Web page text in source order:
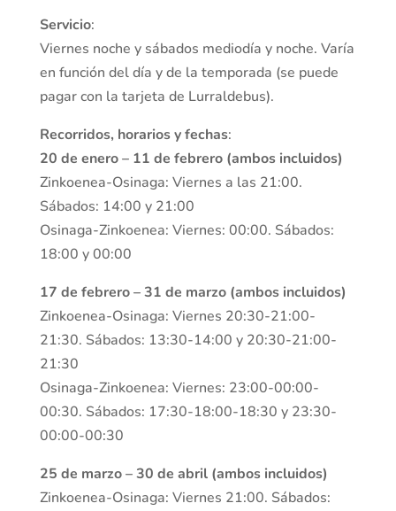
Servicio:
Viernes noche y sábados mediodía y noche. Varía
en función del día y de la temporada (se puede
pagar con la tarjeta de Lurraldebus).
Recorridos, horarios y fechas:
20 de enero – 11 de febrero (ambos incluidos)
Zinkoenea-Osinaga: Viernes a las 21:00.
Sábados: 14:00 y 21:00
Osinaga-Zinkoenea: Viernes: 00:00. Sábados:
18:00 y 00:00
17 de febrero – 31 de marzo (ambos incluidos)
Zinkoenea-Osinaga: Viernes 20:30-21:00-
21:30. Sábados: 13:30-14:00 y 20:30-21:00-
21:30
Osinaga-Zinkoenea: Viernes: 23:00-00:00-
00:30. Sábados: 17:30-18:00-18:30 y 23:30-
00:00-00:30
25 de marzo – 30 de abril (ambos incluidos)
Zinkoenea-Osinaga: Viernes 21:00. Sábados: